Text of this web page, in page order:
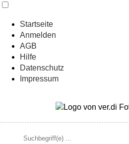
Startseite
Anmelden
AGB
Hilfe
Datenschutz
Impressum